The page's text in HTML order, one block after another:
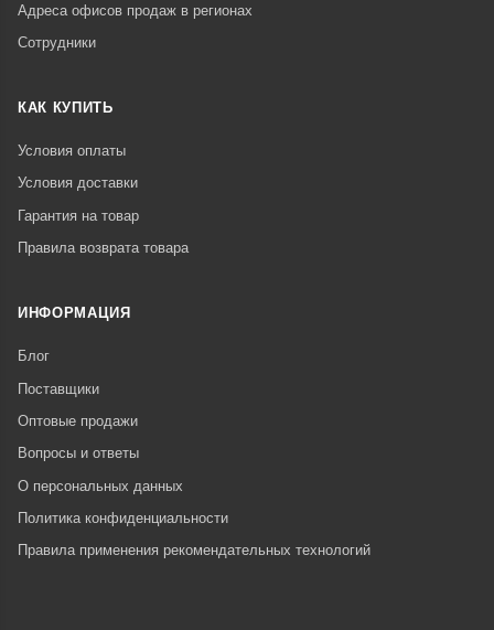
Адреса офисов продаж в регионах
Сотрудники
КАК КУПИТЬ
Условия оплаты
Условия доставки
Гарантия на товар
Правила возврата товара
ИНФОРМАЦИЯ
Блог
Поставщики
Оптовые продажи
Вопросы и ответы
О персональных данных
Политика конфиденциальности
Правила применения рекомендательных технологий